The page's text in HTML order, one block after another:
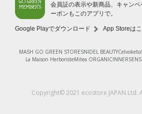
特定商取引法に基づく表示
法人会員サービス
New Zealand
会員証の表示や新商品、キャン
ーポンもこのアプリで。
Google Playでダウンロード App Storeは
MASH GO GREEN STORESNIDEL BEAUTYCelvoke
La Maison HerboristeMitea ORGANIC
Copyright© 2021 ecostore JAPAN Ltd.